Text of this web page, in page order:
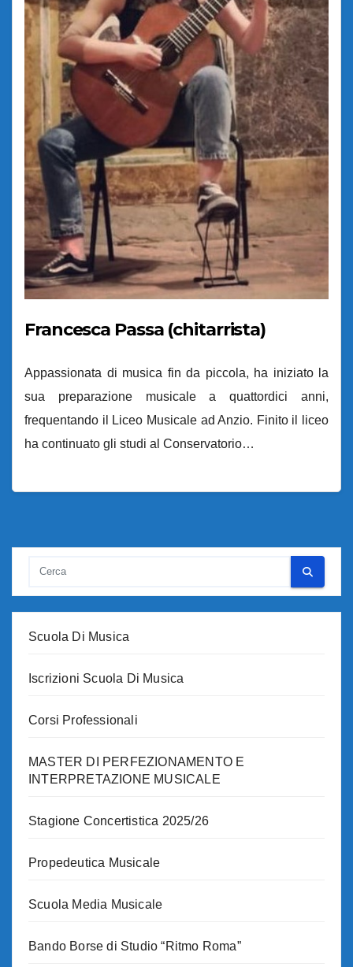
Francesca Passa (chitarrista)
Appassionata di musica fin da piccola, ha iniziato la
sua preparazione musicale a quattordici anni,
frequentando il Liceo Musicale ad Anzio. Finito il liceo
ha continuato gli studi al Conservatorio…
Scuola Di Musica
Iscrizioni Scuola Di Musica
Corsi Professionali
MASTER DI PERFEZIONAMENTO E
INTERPRETAZIONE MUSICALE
Stagione Concertistica 2025/26
Propedeutica Musicale
Scuola Media Musicale
Bando Borse di Studio “Ritmo Roma”